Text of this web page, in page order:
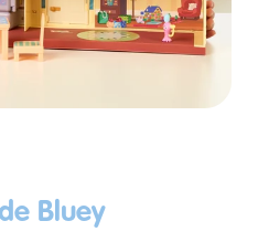
Bluey